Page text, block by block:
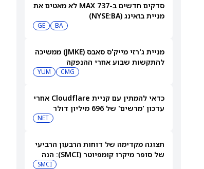
סדקים חדשים ב-737 MAX לא מאטים את
מניית בואינג (NYSE:BA)
BA
GE
מניית ג'רזי מייק'ס סאבס (JMKE) ממשיכה
להתקשות שבוע אחרי ההנפקה
CMG
YUM
כדאי להמתין עם קניית Cloudflare אחרי
עדכון 'מרשים' של 696 מיליון דולר
NET
תצוגה מקדימה של דוחות הרבעון הרביעי
של סופר מיקרו קומפיוטר (SMCI): הנה
SMCI